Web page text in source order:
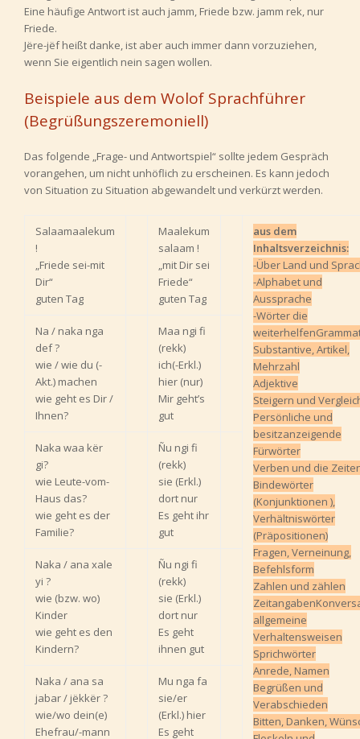
Eine häufige Antwort ist auch jamm, Friede bzw. jamm rek, nur
Friede.
Jëre-jëf heißt danke, ist aber auch immer dann vorzuziehen,
wenn Sie eigentlich nein sagen wollen.
Beispiele aus dem Wolof Sprachführer
(Begrüßungszeremoniell)
Das folgende „Frage- und Antwortspiel“ sollte jedem Gespräch
vorangehen, um nicht unhöflich zu erscheinen. Es kann jedoch
von Situation zu Situation abgewandelt und verkürzt werden.
Salaamaalekum
!
„Friede sei-mit
Dir“
guten Tag
Maalekum
salaam !
„mit Dir sei
Friede“
guten Tag
aus dem
Inhaltsverzeichnis:
-Über Land und
-Alphabet und
Aussprache
-Wörter die
weiterhelfen
Substantive, Artikel,
Mehrzahl
Adjektive
Steigern und
Persönliche und
besitzanzeigende
Fürwörter
Verben und die
Bindewörter
(Konjunktionen ),
Verhältniswörter
(Präpositionen)
Fragen, Verneinung,
Befehlsform
Zahlen und zählen
Zeitangaben
allgemeine
Verhaltensweisen
Sprichwörter
Anrede, Namen
Begrüßen und
Verabschieden
Bitten, Danken,
Na / naka nga
def ?
wie / wie du (-
Akt.) machen
wie geht es Dir /
Ihnen?
Maa ngi fi
(rekk)
ich(-Erkl.)
hier (nur)
Mir geht’s
gut
Naka waa kër
gi?
wie Leute-vom-
Haus das?
wie geht es der
Familie?
Ñu ngi fi
(rekk)
sie (Erkl.)
dort nur
Es geht ihr
gut
Naka / ana xale
yi ?
wie (bzw. wo)
Kinder
wie geht es den
Kindern?
Ñu ngi fi
(rekk)
sie (Erkl.)
dort nur
Es geht
ihnen gut
Naka / ana sa
jabar / jëkkër ?
wie/wo dein(e)
Ehefrau/-mann
Mu nga fa
sie/er
(Erkl.) hier
Es geht